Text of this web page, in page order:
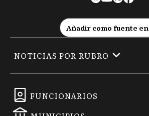
Añadir como fuente en
FUNCIONARIOS
NOTICIAS POR RUBRO